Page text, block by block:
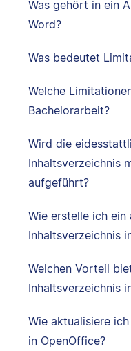
Was gehört in ein
Word?
Was bedeutet
Welche
Bachelorarbeit?
Wird die
Inhaltsverzeichnis
aufgeführt?
Wie erstelle ich ein
Inhaltsverzeichnis
Welchen Vorteil
Inhaltsverzeichnis
Wie aktualisiere
in OpenOffice?